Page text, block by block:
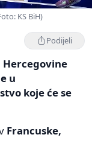
KS BiH)
Podijeli
Hercegovine
u
koje će se
Francuske,